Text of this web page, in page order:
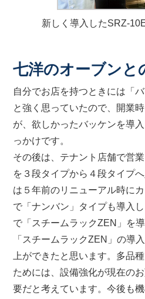
新しく導入したSRZ-
七洋のオーブンと
自分でお店を持つときには「
と強く思っていたので、開業
が、欲しかったバッケンを導
っかけです。
その後は、テナント店舗で営
を３段タイプから４段タイプ
は５年前のリニューアル時に
で「ナンバン」タイプも導入
で「スチームラックZEN」を導
「スチームラックZEN」の導
上ができたと思います。多品
ためには、設備強化が現在の
要だと考えています。今後も